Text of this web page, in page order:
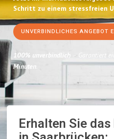
Schritt zu einem stressfreien
UNVERBINDLICHES ANGEBOT
100% unverbindlich – Garantiert
Minuten.
Erhalten Sie das